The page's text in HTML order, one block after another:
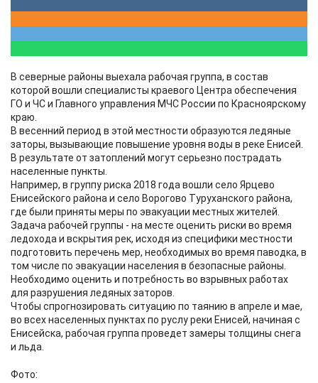
В северные районы выехала рабочая группа, в состав
которой вошли специалисты краевого Центра обеспечения
ГО и ЧС и Главного управления МЧС России по Красноярскому
краю.
В весенний период в этой местности образуются ледяные
заторы, вызывающие повышение уровня воды в реке Енисей.
В результате от затоплений могут серьезно пострадать
населенные пункты.
Например, в группу риска 2018 года вошли село Ярцево
Енисейского района и село Ворогово Туруханского района,
где были приняты меры по эвакуации местных жителей.
Задача рабочей группы - на месте оценить риски во время
ледохода и вскрытия рек, исходя из специфики местности
подготовить перечень мер, необходимых во время паводка, в
том числе по эвакуации населения в безопасные районы.
Необходимо оценить и потребность во взрывных работах
для разрушения ледяных заторов.
Чтобы спрогнозировать ситуацию по таянию в апреле и мае,
во всех населенных пунктах по руслу реки Енисей, начиная с
Енисейска, рабочая группа проведет замеры толщины снега
и льда.
Фото: